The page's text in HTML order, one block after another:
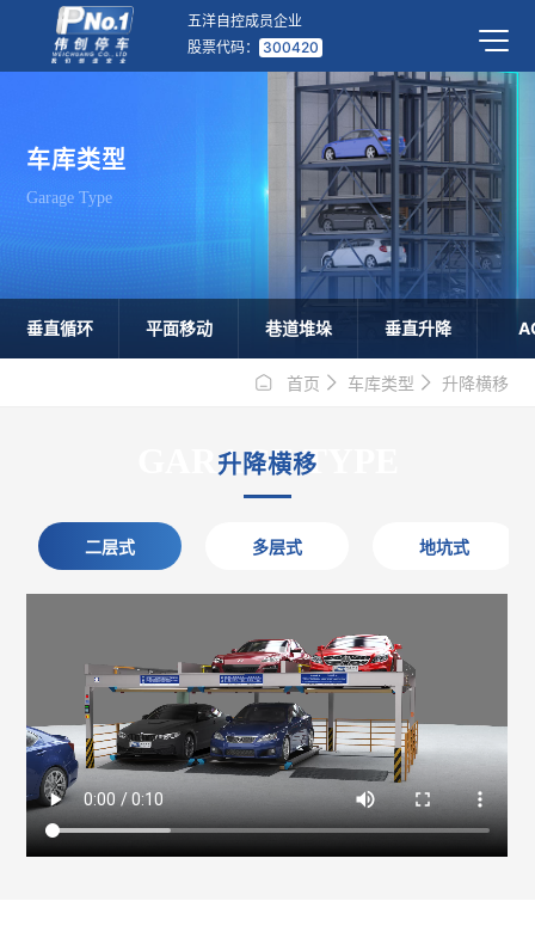
五洋自控成员企业
股票代码：
300420
车库类型
Garage Type
垂直循环 平面移动 巷道堆垛 垂直升降
首页 车库类型 升降横移
GARAGE TYPE
升降横移
二层式 多层式 地坑式